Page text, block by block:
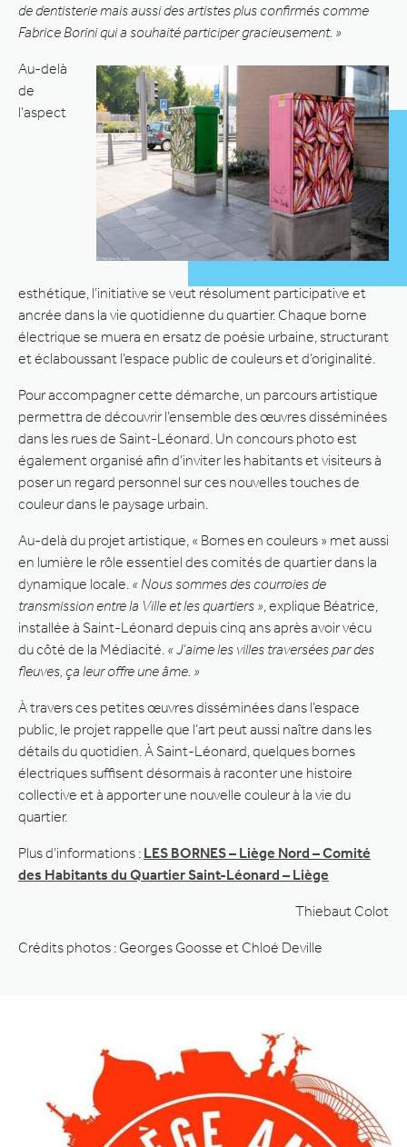
de dentisterie mais aussi des artistes plus confirmés comme
Fabrice Borini qui a souhaité participer gracieusement. »
Au-delà
de
l’aspect
esthétique, l’initiative se veut résolument participative et
ancrée dans la vie quotidienne du quartier. Chaque borne
électrique se muera en ersatz de poésie urbaine, structurant
et éclaboussant l’espace public de couleurs et d’originalité.
Pour accompagner cette démarche, un parcours artistique
permettra de découvrir l’ensemble des œuvres disséminées
dans les rues de Saint-Léonard. Un concours photo est
également organisé afin d’inviter les habitants et visiteurs à
poser un regard personnel sur ces nouvelles touches de
couleur dans le paysage urbain.
Au-delà du projet artistique, « Bornes en couleurs » met aussi
en lumière le rôle essentiel des comités de quartier dans la
dynamique locale. « Nous sommes des courroies de
transmission entre la Ville et les quartiers » , explique Béatrice,
installée à Saint-Léonard depuis cinq ans après avoir vécu
du côté de la Médiacité. « J’aime les villes traversées par des
fleuves, ça leur offre une âme. »
À travers ces petites œuvres disséminées dans l’espace
public, le projet rappelle que l’art peut aussi naître dans les
détails du quotidien. À Saint-Léonard, quelques bornes
électriques suffisent désormais à raconter une histoire
collective et à apporter une nouvelle couleur à la vie du
quartier.
Plus d’informations : LES BORNES – Liège Nord – Comité
des Habitants du Quartier Saint-Léonard – Liège
Thiebaut Colot
Crédits photos : Georges Goosse et Chloé Deville